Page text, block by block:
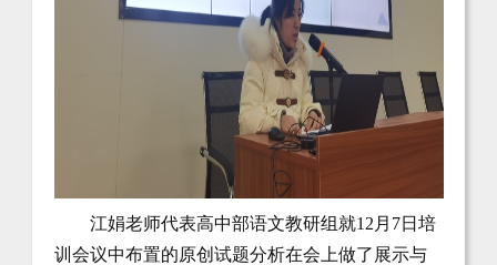
江娟老师代表高中部语文教研组就12月7日培
训会议中布置的原创试题分析在会上做了展示与